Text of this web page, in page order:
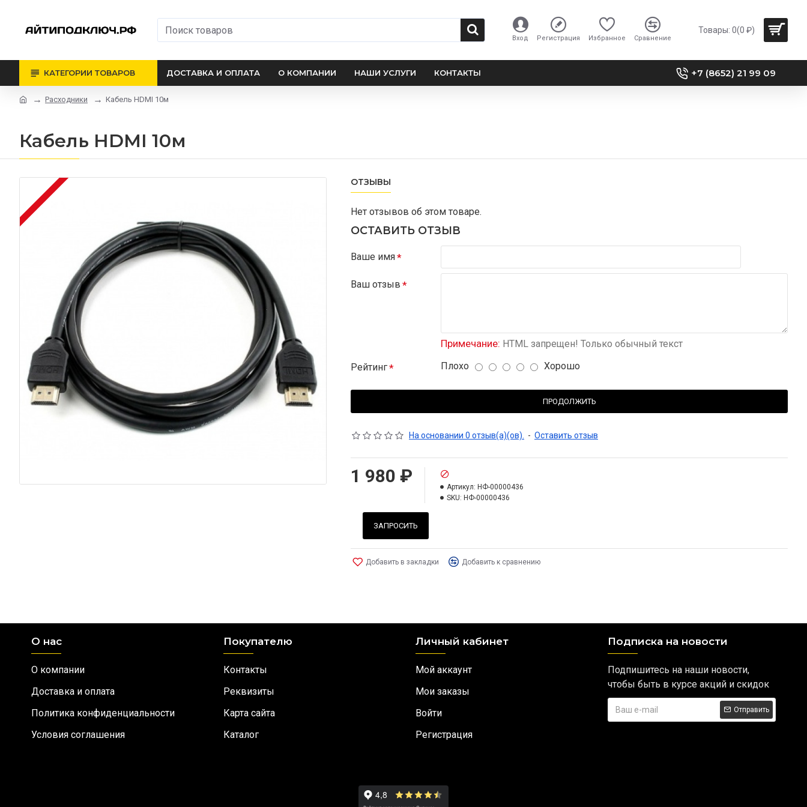
Вход Регистрация Избранное Сравнение
Товары: 0(0 ₽)
КАТЕГОРИИ ТОВАРОВ ДОСТАВКА И ОПЛАТА О КОМПАНИИ НАШИ УСЛУГИ КОНТАКТЫ +7 (8652) 21 99 09
Расходники Кабель HDMI 10м
Кабель HDMI 10м
ОТЗЫВЫ
Нет отзывов об этом товаре.
ОСТАВИТЬ ОТЗЫВ
Ваше имя
Ваш отзыв
Примечание: HTML запрещен! Только обычный текст
Рейтинг Плохо Хорошо
ПРОДОЛЖИТЬ
На основании 0 отзыв(а)(ов). - Оставить отзыв
1 980 ₽
Артикул: НФ-00000436
SKU: НФ-00000436
ЗАПРОСИТЬ
Добавить в закладки Добавить к сравнению
О нас
О компании
Доставка и оплата
Политика конфиденциальности
Условия соглашения
Покупателю
Контакты
Реквизиты
Карта сайта
Каталог
Личный кабинет
Мой аккаунт
Мои заказы
Войти
Регистрация
Подписка на новости
Подпишитесь на наши новости,
чтобы быть в курсе акций и скидок
Отправить